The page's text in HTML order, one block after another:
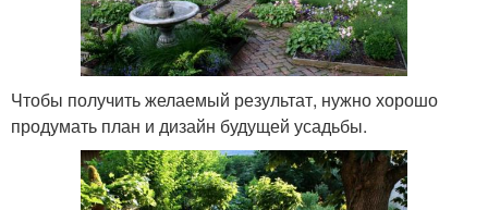
Чтобы получить желаемый результат, нужно хорошо
продумать план и дизайн будущей усадьбы.